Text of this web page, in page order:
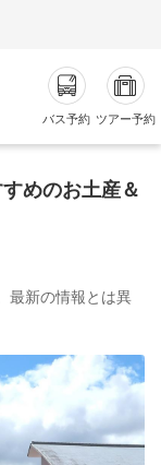
バス予約 ツアー予約
めのお土産＆
最新の情報とは異